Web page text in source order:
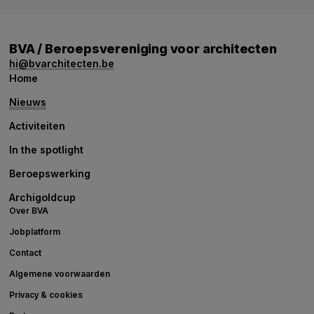
BVA / Beroepsvereniging voor architecten
hi@bvarchitecten.be
Home
Nieuws
Activiteiten
In the spotlight
Beroepswerking
Archigoldcup
Over BVA
Jobplatform
Contact
Algemene voorwaarden
Privacy & cookies